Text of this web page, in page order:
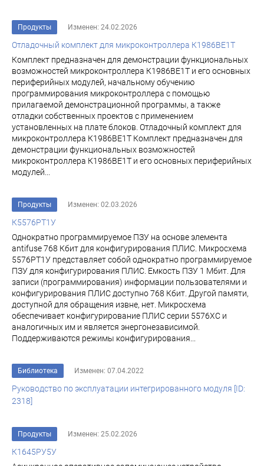
Продукты Изменен: 24.02.2026
Отладочный комплект для микроконтроллера К1986ВЕ1Т
Комплект предназначен для демонстрации функциональных
возможностей микроконтроллера К1986ВЕ1Т и его основных
периферийных модулей, начальному обучению
программирования микроконтроллера с помощью
прилагаемой демонстрационной программы, а также
отладки собственных проектов с применением
установленных на плате блоков. Отладочный комплект для
микроконтроллера К1986ВЕ1Т Комплект предназначен для
демонстрации функциональных возможностей
микроконтроллера К1986ВЕ1Т и его основных периферийных
модулей...
Продукты Изменен: 02.03.2026
К5576РТ1У
Однократно программируемое ПЗУ на основе элемента
antifuse 768 Кбит для конфигурирования ПЛИС. Микросхема
5576РТ1У представляет собой однократно программируемое
ПЗУ для конфигурирования ПЛИС. Емкость ПЗУ 1 Мбит. Для
записи (программирования) информации пользователями и
конфигурирования ПЛИС доступно 768 Кбит. Другой памяти,
доступной для обращения извне, нет. Микросхема
обеспечивает конфигурирование ПЛИС серии 5576ХС и
аналогичных им и является энергонезависимой.
Поддерживаются режимы конфигурирования...
Библиотека Изменен: 07.04.2022
Руководство по эксплуатации интегрированного модуля [ID:
2318]
Продукты Изменен: 25.02.2026
К1645РУ5У